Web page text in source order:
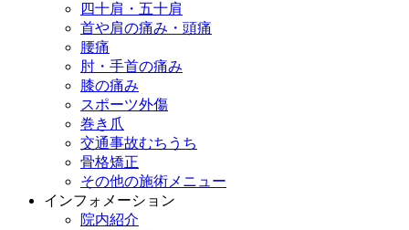
四十肩・五十肩
首や肩の痛み・頭痛
腰痛
肘・手首の痛み
膝の痛み
スポーツ外傷
巻き爪
交通事故むちうち
骨格矯正
その他の施術メニュー
インフォメーション
院内紹介